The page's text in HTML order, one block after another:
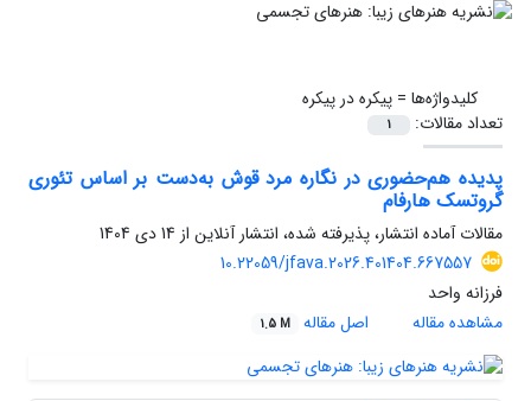
کلیدواژه‌ها =پیکره در پیکره
تعداد مقالات:
1
پدیده هم‌حضوری در نگاره‌ مرد قوش به‌دست بر اساس تئوری
گروتسک هارفام
مقالات آماده انتشار، پذیرفته شده، انتشار آنلاین از 14 دی 1404
10.22059/jfava.2026.401404.667557
فرزانه واحد
مشاهده مقاله
اصل مقاله 1.5 M